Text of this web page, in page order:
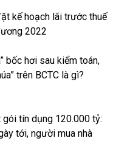
kế hoạch lãi trước thuế
2022
bốc hơi sau kiểm toán,
trên BCTC là gì?
tín dụng 120.000 tỷ:
tới, người mua nhà